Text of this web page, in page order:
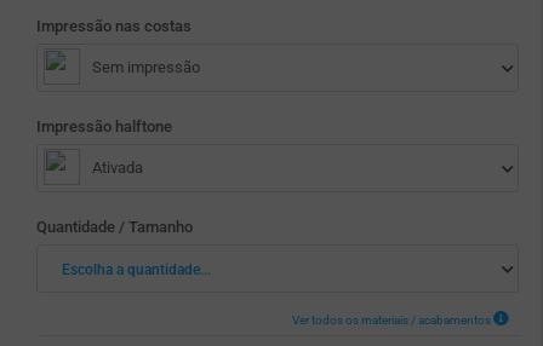
Impressão nas costas
Sem impressão
Impressão halftone
Ativada
Quantidade / Tamanho
Escolha a quantidade...
Ver todos os materiais / acabamentos